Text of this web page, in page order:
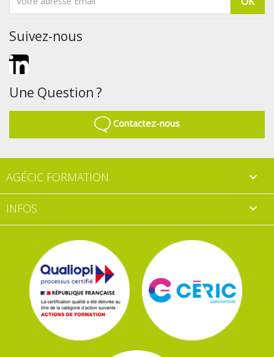
Suivez-nous
Une Question ?
Contactez-nous
AGÉCIC FORMATION 
INFOS 